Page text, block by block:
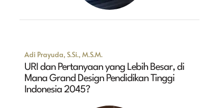
Adi Prayuda, S.Si., M.S.M.
URI dan Pertanyaan yang Lebih Besar, di
Mana Grand Design Pendidikan Tinggi
Indonesia 2045?